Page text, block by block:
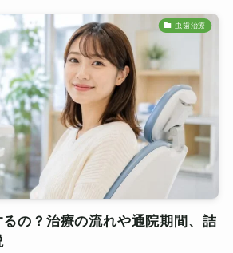
虫歯治療
の？治療の流れや通院期間、詰